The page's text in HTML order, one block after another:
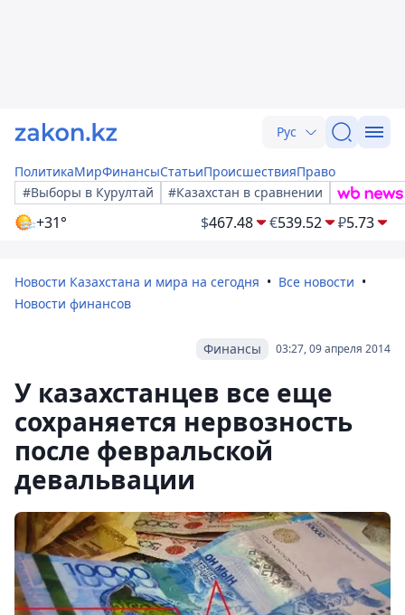
Рус
ПолитикаМирФинансыСтатьиПроисшествияПраво
#Выборы в Курултай
#Казахстан в сравнении
+31° $467.48 €539.52 ₽5.73
Новости Казахстана и мира на сегодня
Все новости
Новости финансов
03:27, 09 апреля 2014
Финансы
У казахстанцев все еще
сохраняется нервозность
после февральской
девальвации